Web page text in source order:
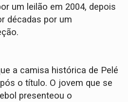
um leilão em 2004, depois
décadas por um
a camisa histórica de Pelé
o título. O jovem que se
presenteou o